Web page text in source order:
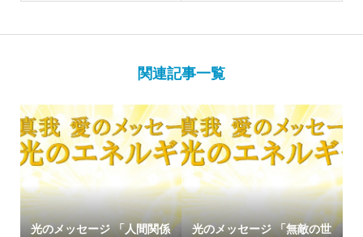
関連記事一覧
光のメッセージ 「人間関係
光のメッセージ 「無敵の世